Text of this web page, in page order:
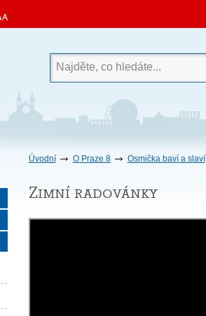
Úvodní O Praze 8 Osmička baví a slaví
Zimní radovánky